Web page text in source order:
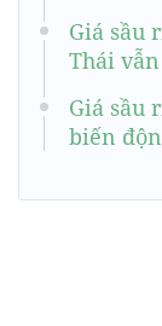
Giá sầu
Thái
Giá sầu
biến